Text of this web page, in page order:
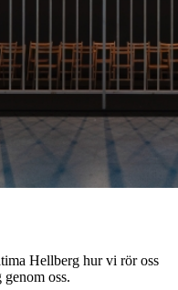
Hellberg hur vi rör oss
genom oss.